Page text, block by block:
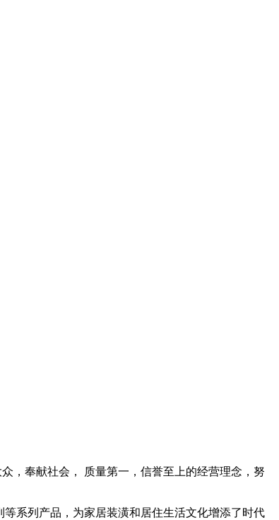
，奉献社会， 质量第一，信誉至上的经营理念，努
系列产品，为家居装潢和居住生活文化增添了时代